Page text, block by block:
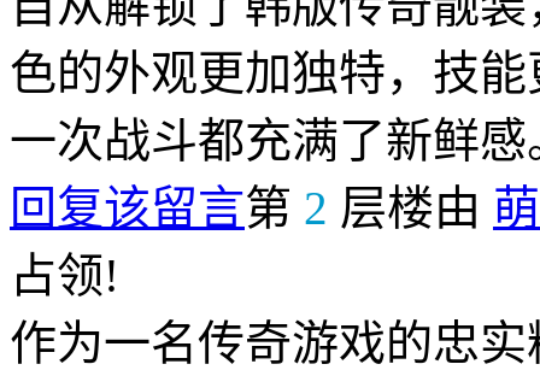
色的外观更加独特，技
一次战斗都充满了新鲜
回复该留言第 2 层楼由
占领!
作为一名传奇游戏的忠